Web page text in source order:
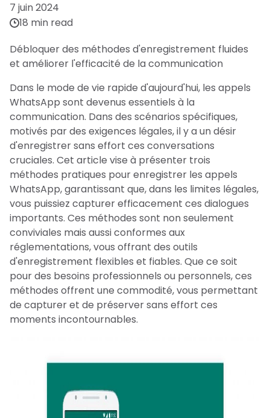
7 juin 2024
18 min read
Débloquer des méthodes d'enregistrement fluides
et améliorer l'efficacité de la communication
Dans le mode de vie rapide d'aujourd'hui, les appels
WhatsApp sont devenus essentiels à la
communication. Dans des scénarios spécifiques,
motivés par des exigences légales, il y a un désir
d'enregistrer sans effort ces conversations
cruciales. Cet article vise à présenter trois
méthodes pratiques pour enregistrer les appels
WhatsApp, garantissant que, dans les limites légales,
vous puissiez capturer efficacement ces dialogues
importants. Ces méthodes sont non seulement
conviviales mais aussi conformes aux
réglementations, vous offrant des outils
d'enregistrement flexibles et fiables. Que ce soit
pour des besoins professionnels ou personnels, ces
méthodes offrent une commodité, vous permettant
de capturer et de préserver sans effort ces
moments incontournables.